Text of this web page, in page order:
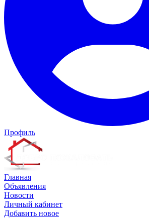
Профиль
Главная
Объявления
Новости
Личный кабинет
Добавить новое